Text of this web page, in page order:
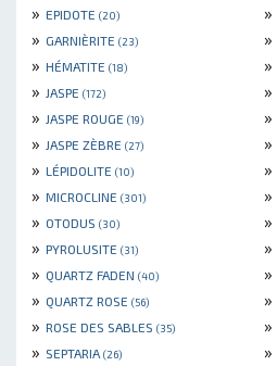
» EPIDOTE (20) »
» GARNIÈRITE (23) »
» HÉMATITE (18) »
» JASPE (172) »
» JASPE ROUGE (19) »
» JASPE ZÈBRE (27) »
» LÉPIDOLITE (10) »
» MICROCLINE (301) »
» OTODUS (30) »
» PYROLUSITE (31) »
» QUARTZ FADEN (40) »
» QUARTZ ROSE (56) »
» ROSE DES SABLES (35) »
» SEPTARIA (26) »